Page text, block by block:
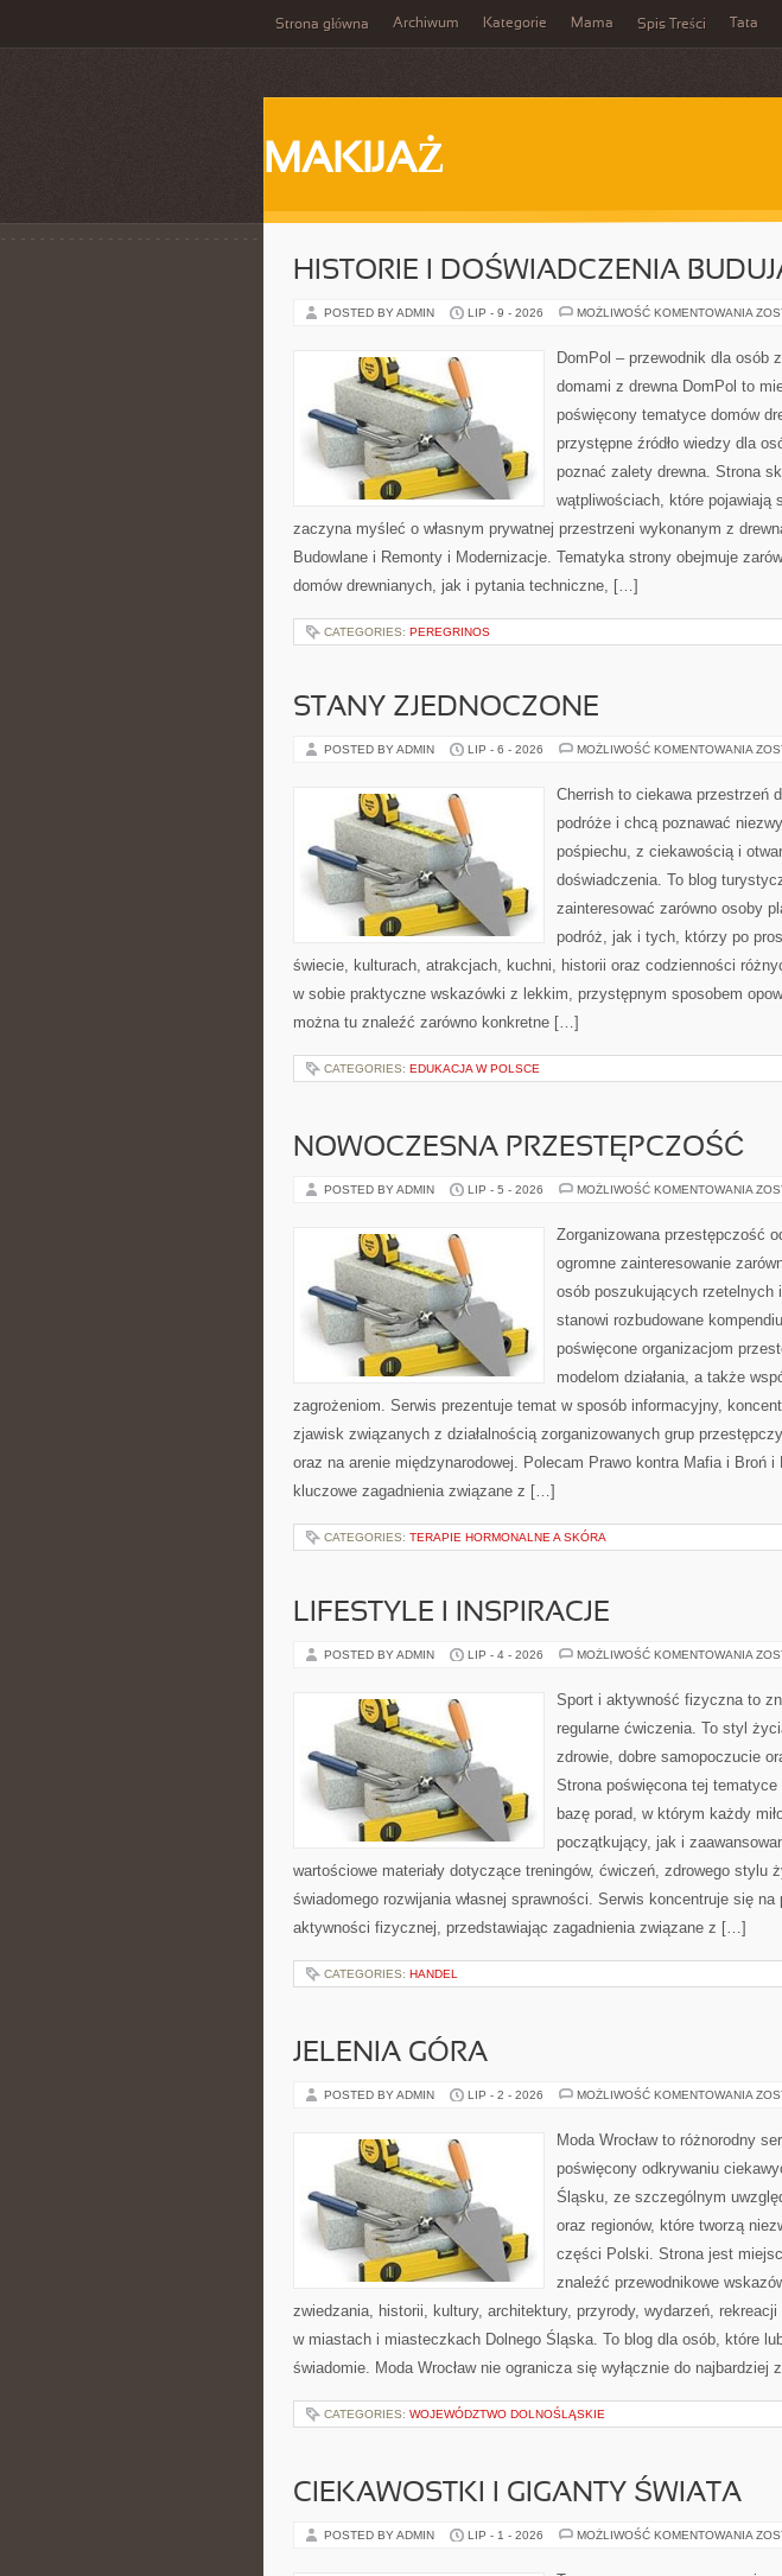
Strona główna Archiwum Kategorie Mama Spis Treści Tata
MAKIJAŻ
HISTORIE I DOŚWIADCZENIA
POSTED BY ADMIN LIP - 9 - 2026 MOŻLIWOŚĆ KOMENTOWANIA
DomPol – przewodnik dla osób
domami z drewna DomPol to
poświęcony tematyce domów
przystępne źródło wiedzy dla
poznać zalety drewna. Strona
wątpliwościach, które pojawiają
zaczyna myśleć o własnym prywatnej przestrzeni wykonanym z
Budowlane i Remonty i Modernizacje. Tematyka strony obejmuje
domów drewnianych, jak i pytania techniczne, […]
CATEGORIES: PEREGRINOS
STANY ZJEDNOCZONE
POSTED BY ADMIN LIP - 6 - 2026 MOŻLIWOŚĆ KOMENTOWANIA
Cherrish to ciekawa przestrzeń
podróże i chcą poznawać
pośpiechu, z ciekawością i
doświadczenia. To blog
zainteresować zarówno osoby
podróż, jak i tych, którzy po
świecie, kulturach, atrakcjach, kuchni, historii oraz codzienności
w sobie praktyczne wskazówki z lekkim, przystępnym sposobem
można tu znaleźć zarówno konkretne […]
CATEGORIES: EDUKACJA W POLSCE
NOWOCZESNA PRZESTĘPCZOŚĆ
POSTED BY ADMIN LIP - 5 - 2026 MOŻLIWOŚĆ KOMENTOWANIA
Zorganizowana przestępczość
ogromne zainteresowanie
osób poszukujących rzetelnych
stanowi rozbudowane
poświęcone organizacjom
modelom działania, a także
zagrożeniom. Serwis prezentuje temat w sposób informacyjny,
zjawisk związanych z działalnością zorganizowanych grup
oraz na arenie międzynarodowej. Polecam Prawo kontra Mafia i Broń
kluczowe zagadnienia związane z […]
CATEGORIES: TERAPIE HORMONALNE A SKÓRA
LIFESTYLE I INSPIRACJE
POSTED BY ADMIN LIP - 4 - 2026 MOŻLIWOŚĆ KOMENTOWANIA
Sport i aktywność fizyczna to
regularne ćwiczenia. To styl
zdrowie, dobre samopoczucie
Strona poświęcona tej tematyce
bazę porad, w którym każdy
początkujący, jak i
wartościowe materiały dotyczące treningów, ćwiczeń, zdrowego stylu
świadomego rozwijania własnej sprawności. Serwis koncentruje się na
aktywności fizycznej, przedstawiając zagadnienia związane z […]
CATEGORIES: HANDEL
JELENIA GÓRA
POSTED BY ADMIN LIP - 2 - 2026 MOŻLIWOŚĆ KOMENTOWANIA
Moda Wrocław to różnorodny
poświęcony odkrywaniu
Śląsku, ze szczególnym
oraz regionów, które tworzą
części Polski. Strona jest
znaleźć przewodnikowe
zwiedzania, historii, kultury, architektury, przyrody, wydarzeń,
w miastach i miasteczkach Dolnego Śląska. To blog dla osób, które
świadomie. Moda Wrocław nie ogranicza się wyłącznie do najbardziej
CATEGORIES: WOJEWÓDZTWO DOLNOŚLĄSKIE
CIEKAWOSTKI I GIGANTY ŚWIATA
POSTED BY ADMIN LIP - 1 - 2026 MOŻLIWOŚĆ KOMENTOWANIA